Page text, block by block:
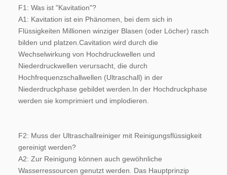
F1: Was ist "Kavitation"?
A1: Kavitation ist ein Phänomen, bei dem sich in
Flüssigkeiten Millionen winziger Blasen (oder Löcher) rasch
bilden und platzen.Cavitation wird durch die
Wechselwirkung von Hochdruckwellen und
Niederdruckwellen verursacht, die durch
Hochfrequenzschallwellen (Ultraschall) in der
Niederdruckphase gebildet werden.In der Hochdruckphase
werden sie komprimiert und implodieren.
F2: Muss der Ultraschallreiniger mit Reinigungsflüssigkeit
gereinigt werden?
A2: Zur Reinigung können auch gewöhnliche
Wasserressourcen genutzt werden. Das Hauptprinzip